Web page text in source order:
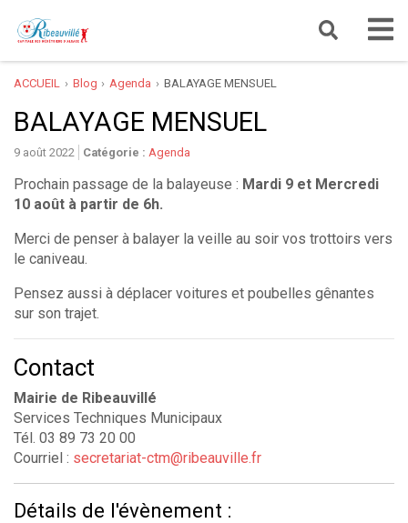
ACCUEIL Blog Agenda BALAYAGE MENSUEL
BALAYAGE MENSUEL
9 août 2022 Catégorie : Agenda
Prochain passage de la balayeuse : Mardi 9 et Mercredi
10 août à partir de 6h.
Merci de penser à balayer la veille au soir vos trottoirs vers
le caniveau.
Pensez aussi à déplacer voitures et poubelles gênantes
sur son trajet.
Contact
Mairie de Ribeauvillé
Services Techniques Municipaux
Tél. 03 89 73 20 00
Courriel : secretariat-ctm@ribeauville.fr
Détails de l'évènement :